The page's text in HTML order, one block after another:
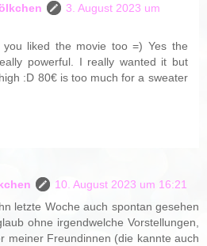
3. August 2023 um
liked the movie too =) Yes the
powerful. I really wanted it but
:D 80€ is too much for a sweater
10. August 2023 um 16:21
letzte Woche auch spontan gesehen
ohne irgendwelche Vorstellungen,
meiner Freundinnen (die kannte auch